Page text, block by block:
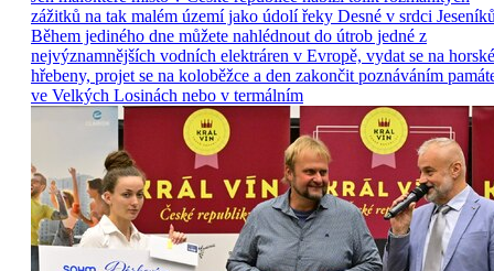
zážitků na tak malém území jako údolí řeky Desné v srdci
Během jediného dne můžete nahlédnout do útrob jedné z
nejvýznamnějších vodních elektráren v Evropě, vydat se na horské
hřebeny, projet se na koloběžce a den zakončit poznáváním
ve Velkých Losinách nebo v termálním